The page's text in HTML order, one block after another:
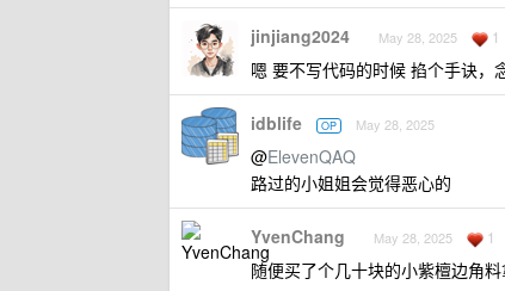
jinjiang2024 May 28, 2025 1
嗯 要不写代码的时候 掐个手诀，
idblife OP May 28, 2025
@ElevenQAQ
路过的小姐姐会觉得恶心的
YvenChang May 28, 2025 1
随便买了个几十块的小紫檀边角